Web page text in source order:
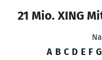
21 Mio. XING
A B C D E F G